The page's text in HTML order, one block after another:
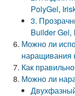
PolyGel,
3.
Builder Gel,
Можно ли
наращивания
Как
Можно ли